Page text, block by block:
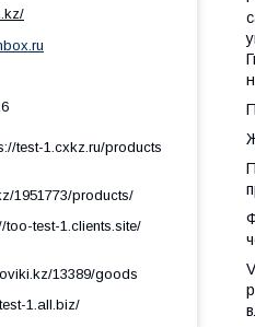
test-1.cxkz.ru/products
1951773/products/
too-test-1.clients.site/
13389/goods
1.all.biz/